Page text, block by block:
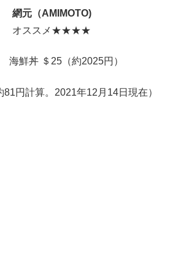
網元（AMIMOTO)
オススメ★★★★
海鮮丼 ＄25（約2025円）
81円計算。2021年12月14日現在）